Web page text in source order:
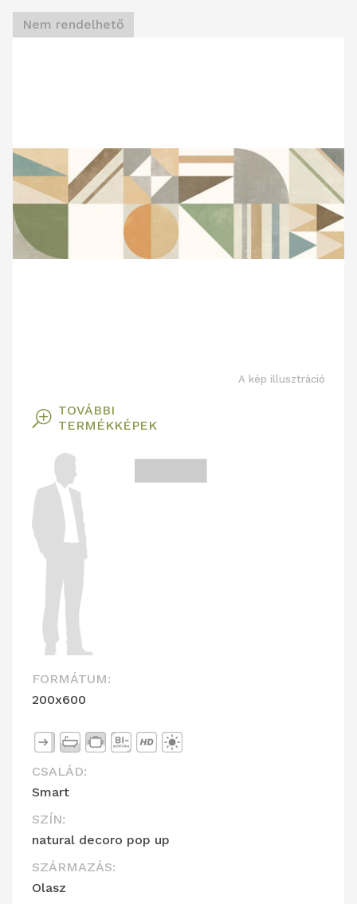
Nem rendelhető
A kép illusztráció
T TOVÁBBI
TERMÉKKÉPEK
FORMÁTUM:
200x600
CSALÁD:
Smart
SZÍN:
natural decoro pop up
SZÁRMAZÁS:
Olasz